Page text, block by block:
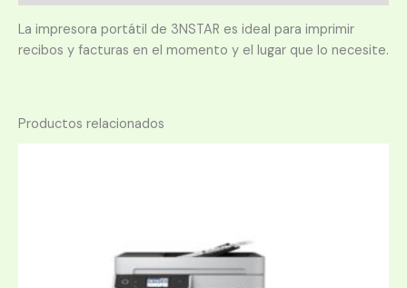
La impresora portátil de 3NSTAR es ideal para imprimir
recibos y facturas en el momento y el lugar que lo necesite.
Productos relacionados